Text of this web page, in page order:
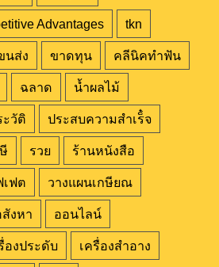
Advantages tkn
นส่ง ขาดทุน คลีนิคทำฟัน
ฉลาด น้ำผลไม้
ะวัติ ประสบความสำเร็๋จ
รวย ร้านหนังสือ
เฟต วางแผนเกษียณ
สังหา ออนไลน์
องประดับ เครื่องสำอาง